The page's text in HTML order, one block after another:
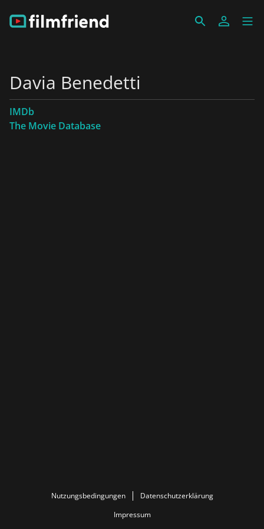
Davia Benedetti
IMDb
The Movie Database
Nutzungsbedingungen
Datenschutzerklärung
Impressum